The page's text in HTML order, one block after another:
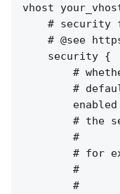
vhost
# security
# @see
    security {
#
#
enabled
# the
#
# for
#
#